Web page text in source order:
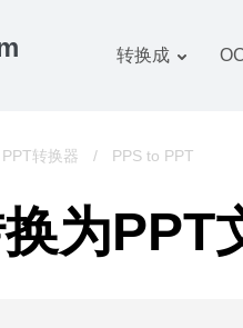
转换成
图像 转换
书籍 转换
PPT转换器 / PPS to PPT
为PPT